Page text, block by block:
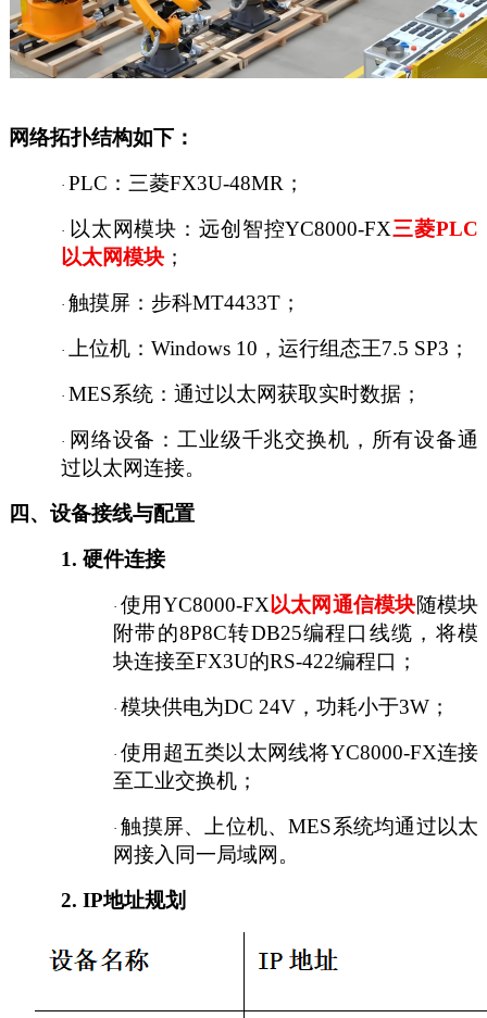
网络拓扑结构如下：
· PLC：三菱FX3U-48MR；
· 以太网模块：远创智控YC8000-FX三菱PLC
以太网模块；
· 触摸屏：步科MT4433T；
· 上位机： Windows 10，运行组态王7.5 SP3；
· MES系统：通过以太网获取实时数据；
· 网络设备：工业级千兆交换机，所有设备通
过以太网连接。
四、设备接线与配置
1. 硬件连接
·使用YC8000-FX 以太网通信模块随模块
附带的8P8C转DB25编程口线缆，将模
块连接至FX3U的RS-422编程口；
· 模块供电为DC 24V，功耗小于3W；
·使用超五类以太网线将YC8000-FX连接
至工业交换机；
·触摸屏、上位机、MES系统均通过以太
网接入同一局域网。
2. IP地址规划